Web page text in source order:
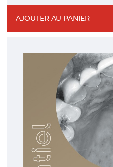
AJOUTER AU PANIER